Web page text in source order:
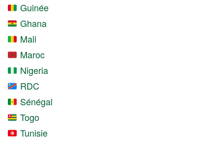
Guinée
Ghana
Mali
Maroc
Nigeria
RDC
Sénégal
Togo
Tunisie